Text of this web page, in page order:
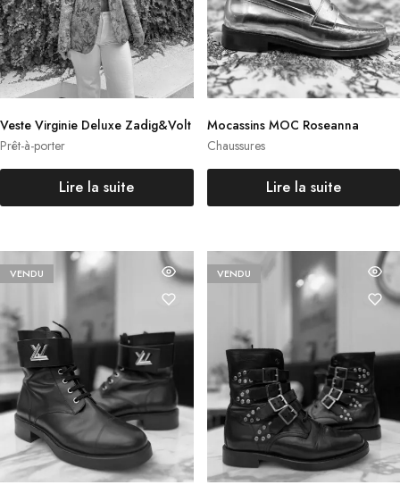
Prêt-à-porter
Veste Virginie Deluxe Zadig&Volt
aire
Lire la suite
Chaussures
Mocassins MOC Roseanna
Lire la suite
VENDU VENDU